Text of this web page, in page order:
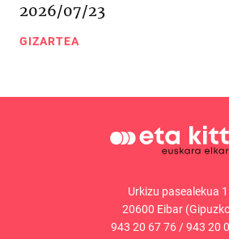
2026/07/23
GIZARTEA
Urkizu pasealekua
20600 Eibar
943 20 67 76/943 20